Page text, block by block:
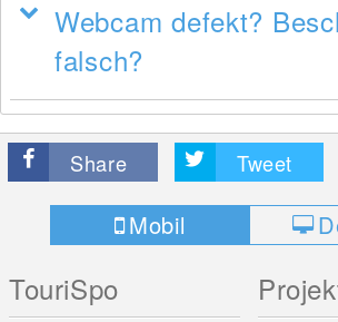
Webcam defekt?
falsch?
Share Tweet
Mobil
TouriSpo